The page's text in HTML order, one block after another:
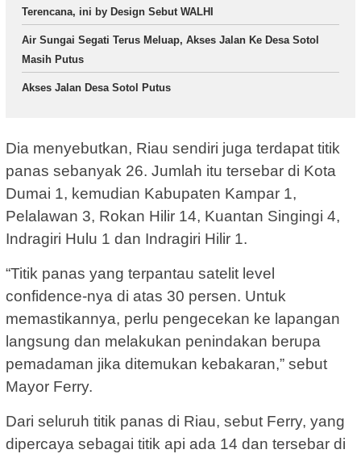
Terencana, ini by Design Sebut WALHI
Air Sungai Segati Terus Meluap, Akses Jalan Ke Desa Sotol
Masih Putus
Akses Jalan Desa Sotol Putus
Dia menyebutkan, Riau sendiri juga terdapat titik
panas sebanyak 26. Jumlah itu tersebar di Kota
Dumai 1, kemudian Kabupaten Kampar 1,
Pelalawan 3, Rokan Hilir 14, Kuantan Singingi 4,
Indragiri Hulu 1 dan Indragiri Hilir 1.
“Titik panas yang terpantau satelit level
confidence-nya di atas 30 persen. Untuk
memastikannya, perlu pengecekan ke lapangan
langsung dan melakukan penindakan berupa
pemadaman jika ditemukan kebakaran,” sebut
Mayor Ferry.
Dari seluruh titik panas di Riau, sebut Ferry, yang
dipercaya sebagai titik api ada 14 dan tersebar di